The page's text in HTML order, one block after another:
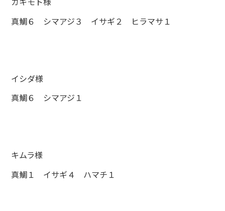
真鯛６ シマアジ３ イサギ２ ヒラマサ１
イシダ様
真鯛６ シマアジ１
キムラ様
真鯛１ イサギ４ ハマチ１